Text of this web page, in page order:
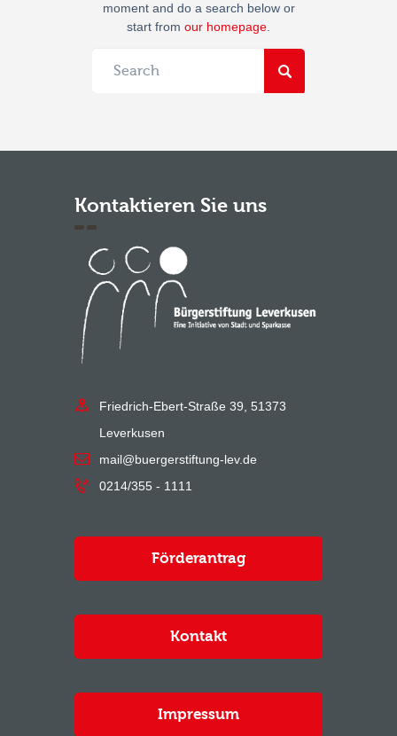
moment and do a search below or
start from our homepage.
Kontaktieren Sie uns
Friedrich-Ebert-Straße 39, 51373
Leverkusen
mail@buergerstiftung-lev.de
0214/355 - 1111
Förderantrag
Kontakt
Impressum